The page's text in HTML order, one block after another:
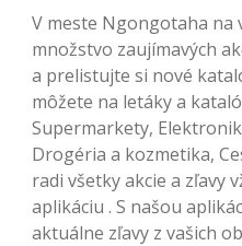
V meste Ngongotaha na
množstvo zaujímavých
a prelistujte si nové
môžete na letáky a
Supermarkety,
Drogéria a kozmetika,
radi všetky akcie a zľavy
aplikáciu . S našou
aktuálne zľavy z vašich